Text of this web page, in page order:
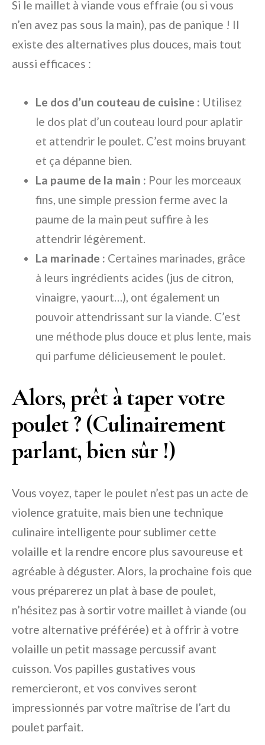
Si le maillet à viande vous effraie (ou si vous
n’en avez pas sous la main), pas de panique ! Il
existe des alternatives plus douces, mais tout
aussi efficaces :
Le dos d’un couteau de cuisine : Utilisez
le dos plat d’un couteau lourd pour aplatir
et attendrir le poulet. C’est moins bruyant
et ça dépanne bien.
La paume de la main : Pour les morceaux
fins, une simple pression ferme avec la
paume de la main peut suffire à les
attendrir légèrement.
La marinade : Certaines marinades, grâce
à leurs ingrédients acides (jus de citron,
vinaigre, yaourt…), ont également un
pouvoir attendrissant sur la viande. C’est
une méthode plus douce et plus lente, mais
qui parfume délicieusement le poulet.
Alors, prêt à taper votre
poulet ? (Culinairement
parlant, bien sûr !)
Vous voyez, taper le poulet n’est pas un acte de
violence gratuite, mais bien une technique
culinaire intelligente pour sublimer cette
volaille et la rendre encore plus savoureuse et
agréable à déguster. Alors, la prochaine fois que
vous préparerez un plat à base de poulet,
n’hésitez pas à sortir votre maillet à viande (ou
votre alternative préférée) et à offrir à votre
volaille un petit massage percussif avant
cuisson. Vos papilles gustatives vous
remercieront, et vos convives seront
impressionnés par votre maîtrise de l’art du
poulet parfait.